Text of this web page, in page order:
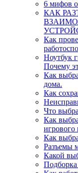
6 мифов о
КАК
Как
Ноутбук
Почему
Как
дома.
Как
Что
Как
игрового
Как
Разъемы
Какой
Подборка